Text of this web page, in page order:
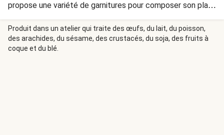
propose une variété de garnitures pour composer son plat
au gré de ses envies.
Produit dans un atelier qui traite des œufs, du lait, du poisson,
des arachides, du sésame, des crustacés, du soja, des fruits à
coque et du blé.